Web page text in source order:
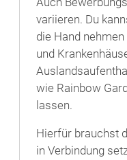
variieren. Du
die Hand
und
wie Rainbow
lassen.
Hierfür brauchst
in Verbindung